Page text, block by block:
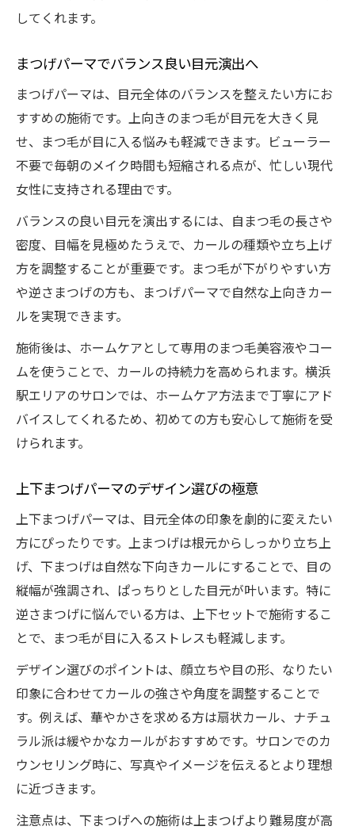
してくれます。
まつげパーマでバランス良い目元演出へ
まつげパーマは、目元全体のバランスを整えたい方にお
すすめの施術です。上向きのまつ毛が目元を大きく見
せ、まつ毛が目に入る悩みも軽減できます。ビューラー
不要で毎朝のメイク時間も短縮される点が、忙しい現代
女性に支持される理由です。
バランスの良い目元を演出するには、自まつ毛の長さや
密度、目幅を見極めたうえで、カールの種類や立ち上げ
方を調整することが重要です。まつ毛が下がりやすい方
や逆さまつげの方も、まつげパーマで自然な上向きカー
ルを実現できます。
施術後は、ホームケアとして専用のまつ毛美容液やコー
ムを使うことで、カールの持続力を高められます。横浜
駅エリアのサロンでは、ホームケア方法まで丁寧にアド
バイスしてくれるため、初めての方も安心して施術を受
けられます。
上下まつげパーマのデザイン選びの極意
上下まつげパーマは、目元全体の印象を劇的に変えたい
方にぴったりです。上まつげは根元からしっかり立ち上
げ、下まつげは自然な下向きカールにすることで、目の
縦幅が強調され、ぱっちりとした目元が叶います。特に
逆さまつげに悩んでいる方は、上下セットで施術するこ
とで、まつ毛が目に入るストレスも軽減します。
デザイン選びのポイントは、顔立ちや目の形、なりたい
印象に合わせてカールの強さや角度を調整することで
す。例えば、華やかさを求める方は扇状カール、ナチュ
ラル派は緩やかなカールがおすすめです。サロンでのカ
ウンセリング時に、写真やイメージを伝えるとより理想
に近づきます。
注意点は、下まつげへの施術は上まつげより難易度が高